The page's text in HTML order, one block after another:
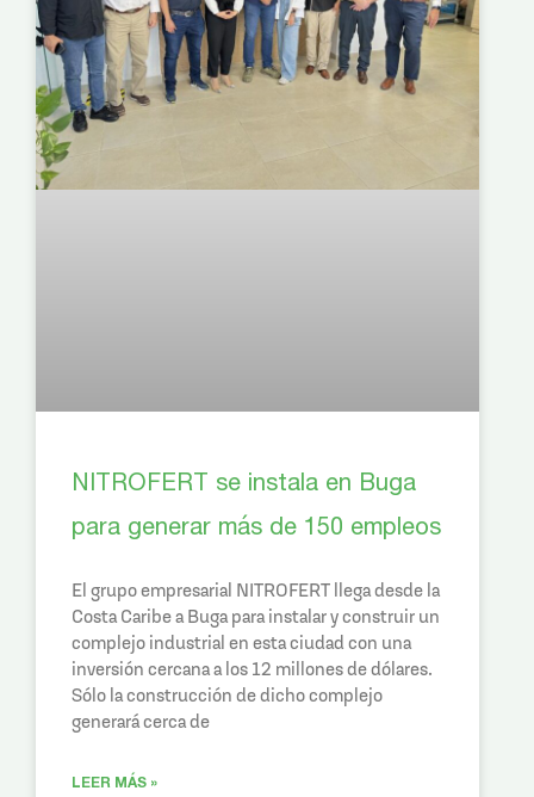
NITROFERT se instala en Buga
para generar más de 150 empleos
El grupo empresarial NITROFERT llega desde la
Costa Caribe a Buga para instalar y construir un
complejo industrial en esta ciudad con una
inversión cercana a los 12 millones de dólares.
Sólo la construcción de dicho complejo
generará cerca de
LEER MÁS »